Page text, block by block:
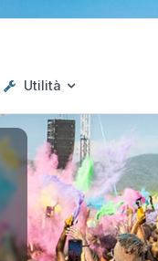
Utilità